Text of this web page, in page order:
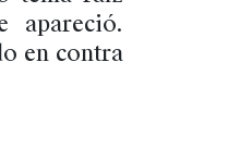
apareció.
en contra